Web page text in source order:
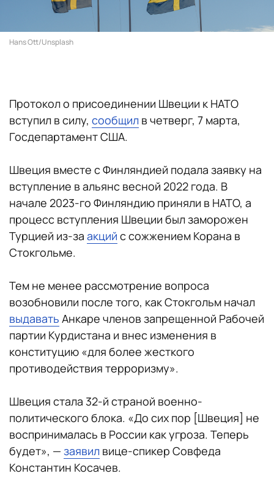
Hans Ott/Unsplash
Протокол о присоединении Швеции к НАТО
вступил в силу, сообщил в четверг, 7 марта,
Госдепартамент США.
Швеция вместе с Финляндией подала заявку на
вступление в альянс весной 2022 года. В
начале 2023-го Финляндию приняли в НАТО, а
процесс вступления Швеции был заморожен
Турцией из-за акций с сожжением Корана в
Стокгольме.
Тем не менее рассмотрение вопроса
возобновили после того, как Стокгольм начал
выдавать Анкаре членов запрещенной Рабочей
партии Курдистана и внес изменения в
конституцию «для более жесткого
противодействия терроризму».
Швеция стала 32-й страной военно-
политического блока. «До сих пор [Швеция] не
воспринималась в России как угроза. Теперь
будет», — заявил вице-спикер Совфеда
Константин Косачев.